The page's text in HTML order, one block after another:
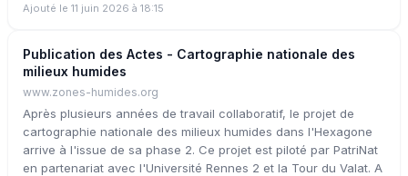
Ajouté le 11 juin 2026 à 18:15
Publication des Actes - Cartographie nationale des
milieux humides
www.zones-humides.org
Après plusieurs années de travail collaboratif, le projet de
cartographie nationale des milieux humides dans l'Hexagone
arrive à l'issue de sa phase 2. Ce projet est piloté par PatriNat
en partenariat avec l'Université Rennes 2 et la Tour du Valat. A